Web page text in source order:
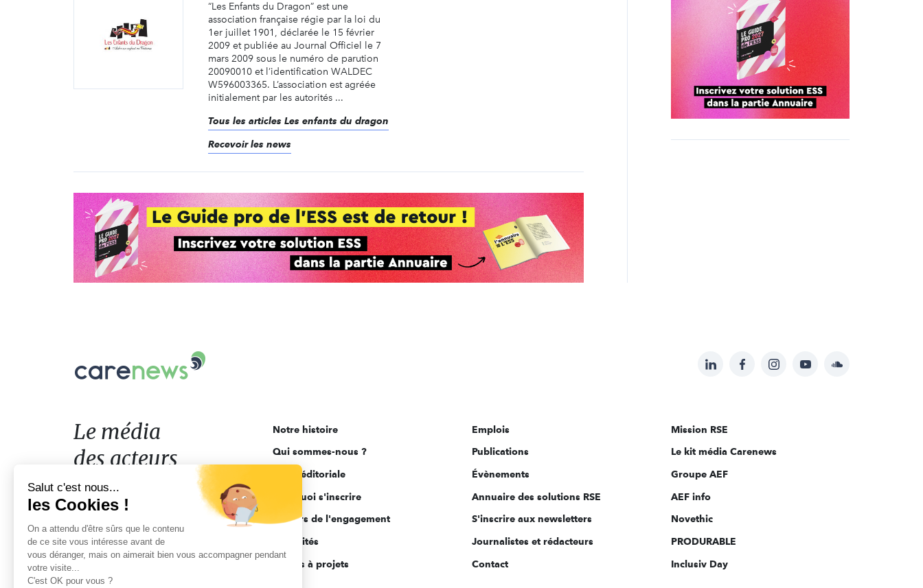
“Les Enfants du Dragon” est une
association française régie par la loi du
1er juillet 1901, déclarée le 15 février
2009 et publiée au Journal Officiel le 7
mars 2009 sous le numéro de parution
20090010 et l’identification WALDEC
W596003365. L’association est agréée
initialement par les autorités ...
Tous les articles Les enfants du dragon
Recevoir les news
Suivez-
sur:
LinkedInFacebookInstagramYouTubeSoundcloud
Le
acteurs
de
l'engagement
Le média
des acteurs
de l'engagement
Notre histoire
Qui sommes-nous ?
Ligne éditoriale
Pourquoi s'inscrire
Acteurs de l'engagement
Actualités
Appels à projets
Emplois
Publications
Évènements
Annuaire des solutions RSE
S'inscrire aux newsletters
Journalistes et rédacteurs
Contact
Mission RSE
Le kit média Carenews
Groupe AEF
AEF info
Novethic
PRODURABLE
Inclusiv Day
Salut c'est nous...
les Cookies !
On a attendu d'être sûrs que le contenu
de ce site vous intéresse avant de
vous déranger, mais on aimerait bien vous accompagner pendant
votre visite...
C'est OK pour vous ?